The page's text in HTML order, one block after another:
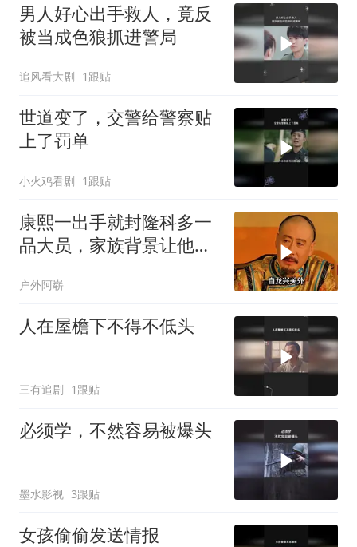
男人好心出手救人，竟反
被当成色狼抓进警局
追风看大剧 1跟贴
世道变了，交警给警察贴
上了罚单
小火鸡看剧 1跟贴
康熙一出手就封隆科多一
品大员，家族背景让他平
户外阿崭
人在屋檐下不得不低头
三有追剧 1跟贴
必须学，不然容易被爆头
墨水影视 3跟贴
女孩偷偷发送情报